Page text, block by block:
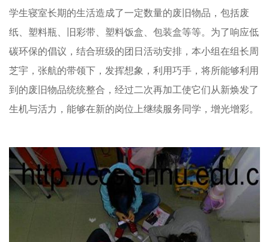
学生寝室长期的生活造成了一定数量的废旧物品，包括废
纸、塑料瓶、旧彩带、塑料饭盒、包装盒等等。为了响应低
碳环保的倡议，结合班级的团日活动安排，本小组在组长周
芝宇，张航的带领下，发挥想象，利用巧手，将所能够利用
到的废旧物品统统整合，经过二次再加工使它们从新焕发了
生机与活力，能够在新的岗位上继续服务同学，增光增彩。